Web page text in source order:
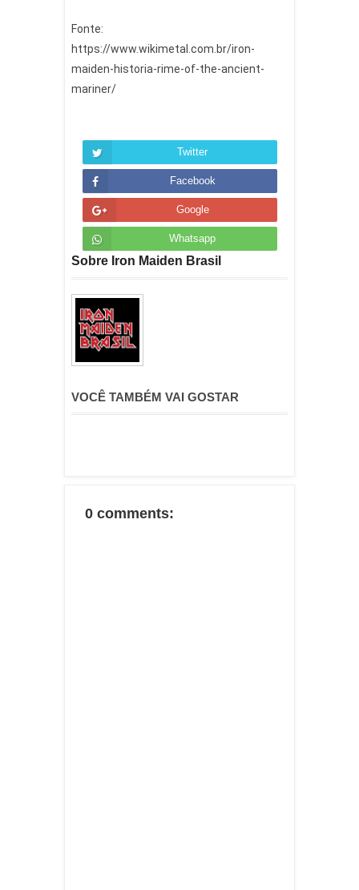
Fonte:
https://www.wikimetal.com.br/iron-
maiden-historia-rime-of-the-ancient-
mariner/
Twitter
Facebook
Google
Whatsapp
Sobre Iron Maiden Brasil
VOCÊ TAMBÉM VAI GOSTAR
0 comments: